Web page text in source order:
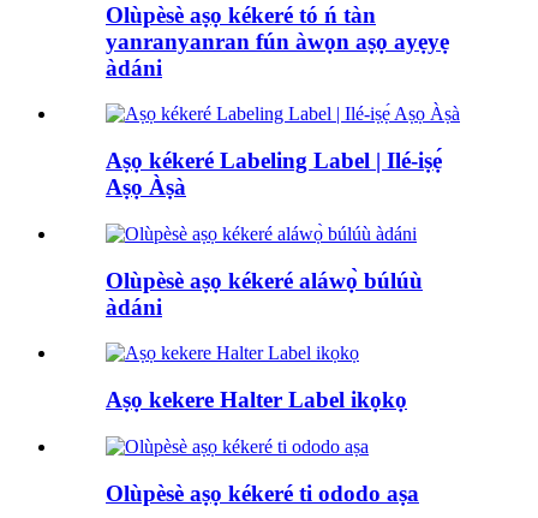
Olùpèsè aṣọ kékeré tó ń tàn
yanranyanran fún àwọn aṣọ ayẹyẹ
àdáni
Aṣọ kékeré Labeling Label | Ilé-iṣẹ́
Aṣọ Àṣà
Olùpèsè aṣọ kékeré aláwọ̀ búlúù
àdáni
Aṣọ kekere Halter Label ikọkọ
Olùpèsè aṣọ kékeré ti ododo aṣa